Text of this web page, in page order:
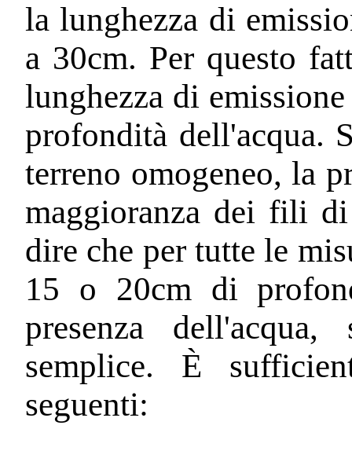
la lunghezza di
a 30cm. Per questo
lunghezza di
profondità dell'acqua.
terreno omogeneo, la
maggioranza dei fili
dire che per tutte le
15 o 20cm di
presenza
semplice. È
seguenti: